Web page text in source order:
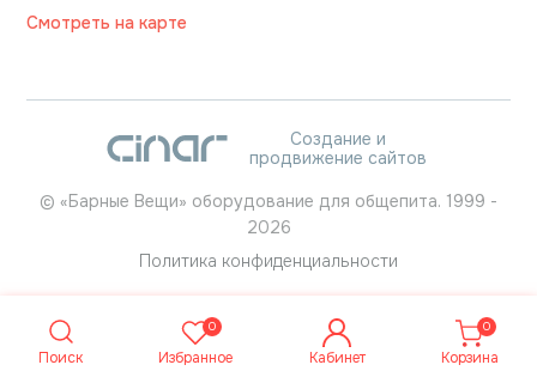
Поиск
0
Избранное Кабинет
0
Корзина
Смотреть на карте
Создание и
продвижение сайтов
© «Барные Вещи» оборудование для общепита. 1999 -
2026
Политика конфиденциальности